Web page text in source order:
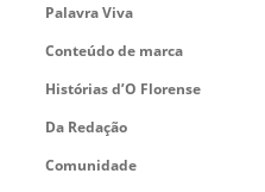
Palavra Viva
Conteúdo de marca
Histórias d’O Florense
Da Redação
Comunidade